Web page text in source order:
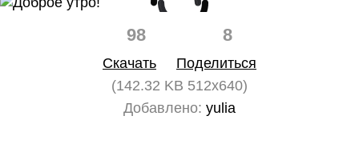
98 8
Скачать
Поделиться
(142.32 KB 512x640)
Добавлено: yulia